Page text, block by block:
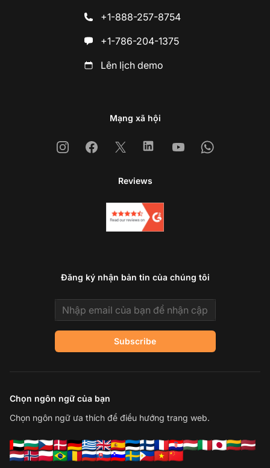
+1-888-257-8754
+1-786-204-1375
Lên lịch demo
Mạng xã hội
InstagramFacebook
X LinkedinYoutubeWhatsapp
Reviews
Đăng ký nhận bản tin của chúng tôi
Email address
Subscribe
Chọn ngôn ngữ của bạn
Chọn ngôn ngữ ưa thích để điều hướng trang web.